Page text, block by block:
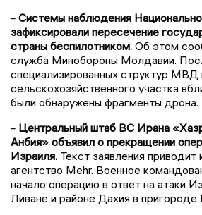
- Системы наблюдения
зафиксировали пересечение
страны беспилотником. Об этом
служба Минобороны Молдавии.
специализированных структур МВД
сельскохозяйственного участка
были обнаружены фрагменты дрона.
- Центральный штаб ВС Ирана
Анбия» объявил о прекращении
Израиля. Текст заявления приводит
агентство Mehr. Военное
начало операцию в ответ на атаки
Ливане и районе Дахия в пригороде